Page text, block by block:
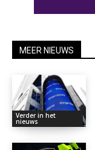
MEER NIEUWS
Verder in het
nieuws